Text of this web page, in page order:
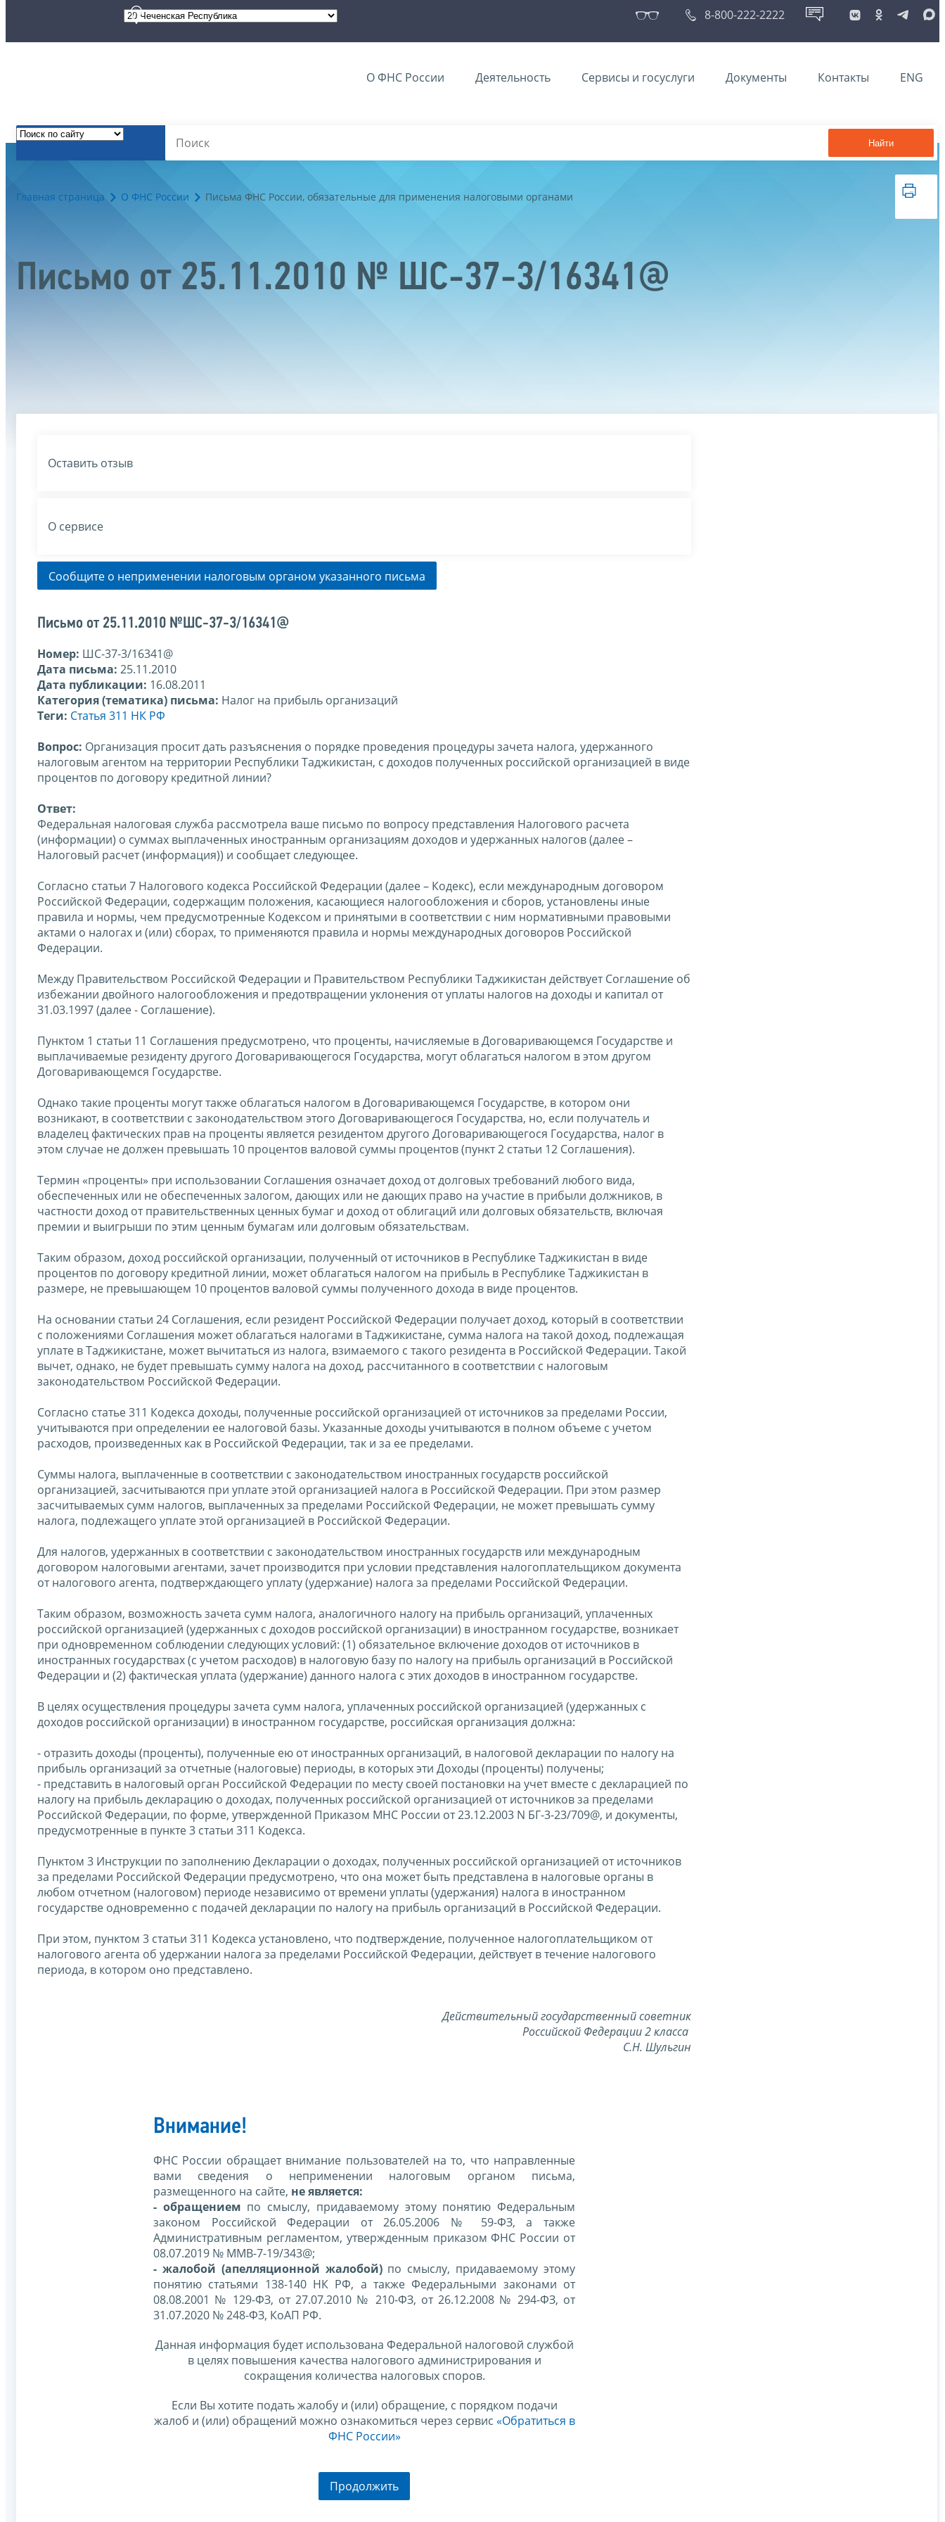
8-800-222-2222
О ФНС России Деятельность Сервисы и госуслуги Документы Контакты ENG
Найти
Главная страница О ФНС России Письма ФНС России, обязательные для применения налоговыми органами
Письмо от 25.11.2010 № ШС-37-3/16341@
Оставить отзыв
О сервисе
Сообщите о неприменении налоговым органом указанного письма
Письмо от 25.11.2010 №ШС-37-3/16341@
Номер: ШС-37-3/16341@
Дата письма: 25.11.2010
Дата публикации: 16.08.2011
Категория (тематика) письма: Налог на прибыль организаций
Теги: Статья 311 НК РФ
Вопрос: Организация просит дать разъяснения о порядке проведения процедуры зачета налога, удержанного
налоговым агентом на территории Республики Таджикистан, с доходов полученных российской организацией в виде
процентов по договору кредитной линии?
Ответ:
Федеральная налоговая служба рассмотрела ваше письмо по вопросу представления Налогового расчета
(информации) о суммах выплаченных иностранным организациям доходов и удержанных налогов (далее –
Налоговый расчет (информация)) и сообщает следующее.
Согласно статьи 7 Налогового кодекса Российской Федерации (далее – Кодекс), если международным договором
Российской Федерации, содержащим положения, касающиеся налогообложения и сборов, установлены иные
правила и нормы, чем предусмотренные Кодексом и принятыми в соответствии с ним нормативными правовыми
актами о налогах и (или) сборах, то применяются правила и нормы международных договоров Российской
Федерации.
Между Правительством Российской Федерации и Правительством Республики Таджикистан действует Соглашение об
избежании двойного налогообложения и предотвращении уклонения от уплаты налогов на доходы и капитал от
31.03.1997 (далее - Соглашение).
Пунктом 1 статьи 11 Соглашения предусмотрено, что проценты, начисляемые в Договаривающемся Государстве и
выплачиваемые резиденту другого Договаривающегося Государства, могут облагаться налогом в этом другом
Договаривающемся Государстве.
Однако такие проценты могут также облагаться налогом в Договаривающемся Государстве, в котором они
возникают, в соответствии с законодательством этого Договаривающегося Государства, но, если получатель и
владелец фактических прав на проценты является резидентом другого Договаривающегося Государства, налог в
этом случае не должен превышать 10 процентов валовой суммы процентов (пункт 2 статьи 12 Соглашения).
Термин «проценты» при использовании Соглашения означает доход от долговых требований любого вида,
обеспеченных или не обеспеченных залогом, дающих или не дающих право на участие в прибыли должников, в
частности доход от правительственных ценных бумаг и доход от облигаций или долговых обязательств, включая
премии и выигрыши по этим ценным бумагам или долговым обязательствам.
Таким образом, доход российской организации, полученный от источников в Республике Таджикистан в виде
процентов по договору кредитной линии, может облагаться налогом на прибыль в Республике Таджикистан в
размере, не превышающем 10 процентов валовой суммы полученного дохода в виде процентов.
На основании статьи 24 Соглашения, если резидент Российской Федерации получает доход, который в соответствии
с положениями Соглашения может облагаться налогами в Таджикистане, сумма налога на такой доход, подлежащая
уплате в Таджикистане, может вычитаться из налога, взимаемого с такого резидента в Российской Федерации. Такой
вычет, однако, не будет превышать сумму налога на доход, рассчитанного в соответствии с налоговым
законодательством Российской Федерации.
Согласно статье 311 Кодекса доходы, полученные российской организацией от источников за пределами России,
учитываются при определении ее налоговой базы. Указанные доходы учитываются в полном объеме с учетом
расходов, произведенных как в Российской Федерации, так и за ее пределами.
Суммы налога, выплаченные в соответствии с законодательством иностранных государств российской
организацией, засчитываются при уплате этой организацией налога в Российской Федерации. При этом размер
засчитываемых сумм налогов, выплаченных за пределами Российской Федерации, не может превышать сумму
налога, подлежащего уплате этой организацией в Российской Федерации.
Для налогов, удержанных в соответствии с законодательством иностранных государств или международным
договором налоговыми агентами, зачет производится при условии представления налогоплательщиком документа
от налогового агента, подтверждающего уплату (удержание) налога за пределами Российской Федерации.
Таким образом, возможность зачета сумм налога, аналогичного налогу на прибыль организаций, уплаченных
российской организацией (удержанных с доходов российской организации) в иностранном государстве, возникает
при одновременном соблюдении следующих условий: (1) обязательное включение доходов от источников в
иностранных государствах (с учетом расходов) в налоговую базу по налогу на прибыль организаций в Российской
Федерации и (2) фактическая уплата (удержание) данного налога с этих доходов в иностранном государстве.
В целях осуществления процедуры зачета сумм налога, уплаченных российской организацией (удержанных с
доходов российской организации) в иностранном государстве, российская организация должна:
- отразить доходы (проценты), полученные ею от иностранных организаций, в налоговой декларации по налогу на
прибыль организаций за отчетные (налоговые) периоды, в которых эти Доходы (проценты) получены;
- представить в налоговый орган Российской Федерации по месту своей постановки на учет вместе с декларацией по
налогу на прибыль декларацию о доходах, полученных российской организацией от источников за пределами
Российской Федерации, по форме, утвержденной Приказом МНС России от 23.12.2003 N БГ-3-23/709@, и документы,
предусмотренные в пункте 3 статьи 311 Кодекса.
Пунктом 3 Инструкции по заполнению Декларации о доходах, полученных российской организацией от источников
за пределами Российской Федерации предусмотрено, что она может быть представлена в налоговые органы в
любом отчетном (налоговом) периоде независимо от времени уплаты (удержания) налога в иностранном
государстве одновременно с подачей декларации по налогу на прибыль организаций в Российской Федерации.
При этом, пунктом 3 статьи 311 Кодекса установлено, что подтверждение, полученное налогоплательщиком от
налогового агента об удержании налога за пределами Российской Федерации, действует в течение налогового
периода, в котором оно представлено.
Действительный государственный советник
Российской Федерации 2 класса
С.Н. Шульгин
Внимание!
ФНС России обращает внимание пользователей на то, что направленные
вами сведения о неприменении налоговым органом письма,
размещенного на сайте, не является:
- обращением по смыслу, придаваемому этому понятию Федеральным
законом Российской Федерации от 26.05.2006 № 59-ФЗ, а также
Административным регламентом, утвержденным приказом ФНС России от
08.07.2019 № ММВ-7-19/343@;
- жалобой (апелляционной жалобой)по смыслу, придаваемому этому
понятию статьями 138-140 НК РФ, а также Федеральными законами от
08.08.2001 № 129-ФЗ, от 27.07.2010 № 210-ФЗ, от 26.12.2008 № 294-ФЗ, от
31.07.2020 № 248-ФЗ, КоАП РФ.
Данная информация будет использована Федеральной налоговой службой
в целях повышения качества налогового администрирования и
сокращения количества налоговых споров.
Если Вы хотите подать жалобу и (или) обращение, с порядком подачи
жалоб и (или) обращений можно ознакомиться через сервис «Обратиться в
ФНС России»
Продолжить